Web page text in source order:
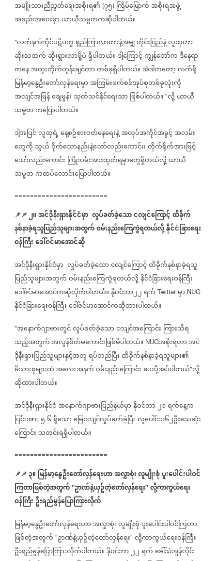
အမျိုးသားညီညွတ်ရေးအစိုးရ၏ (၇၅) ကြိမ်မြောက်အစိုးရအဖွဲ့
အစည်းအဝေးမှာယာယီသမ္မတကဆိုပါတယ်။
"လက်နက်ကိုင်ပဋိပက္ခရှည်ကြာလာတာနဲ့အမျှတိုင်းပြည်နဲ့လူထုဟာ
ဆိုးသထက်ဆိုးရွားလာဖို့ပဲရှိပါတယ်။ဒါ့ကြောင့်ကျွန်တော်ကဒီနေရာ
ကနေအထူးတိုက်တွန်းချင်တာတစ်ခုရှိပါတယ်။အဲဒါကတော့လက်ရှိ
မြန်မာ့နွေဦးတော်လှန်ရေးမှာအကြမ်းဖက်စစ်အုပ်စုတစ်ခုလုံးကို
အလျင်အမြန်ချေမှုန်း သုတ်သင်နိုင်ရေးသာဖြစ်ပါတယ်။ "လို့ယာယီ
သမ္မတကပြောပါတယ်။
ဒါ့အပြင်လူထုရဲ့နေ့စဉ်စားဝတ်နေရေးနဲ့အလုပ်အကိုင်အခွင့်အလမ်း
တွေကို သွယ်ဝိုက်သောနည်းနဲ့သော်လည်းကောင်း၊တိုက်ရိုက်အားဖြင့်
သော်လည်းကောင်း ကြိုးပမ်းအားထုတ်ရမှာတွေရှိတယ်လို့ယာယီ
သမ္မတကထပ်လောင်းပြောပါတယ်။
========================
📌📌၂။အင်ဒိုနီးရှားနိုင်ငံမှာ လှုပ်ခတ်ခဲ့သောငလျင်ကြောင့်ထိခိုက်
နစ်နာခဲ့ရသူပြည်သူများအတွက်ဝမ်းနည်းကြေကွဲရတယ်လို့နိုင်ငံခြားရေး
ဝန်ကြီးဒေါ်ဇင်မာအောင်ဆို
အင်ဒိုနီးရှားနိုင်ငံမှာ လှုပ်ခတ်ခဲ့သောငလျင်ကြောင့်ထိခိုက်နစ်နာခဲ့ရသူ
ပြည်သူများအတွက်ဝမ်းနည်းကြေကွဲရတယ်လို့နိုင်ငံခြားရေးဝန်ကြီး
ဒေါ်ဇင်မာအောင်ကဆိုလိုက်ပါတယ်။နိုဝင်ဘာ၂၂ရက် Twitterမှာ NUG
နိုင်ငံခြားရေးဝန်ကြီးဒေါ်ဇင်မာအောင်ကဆိုထားပါတယ်။
"အနောက်ဂျာဗားတွင်လှုပ်ခတ်ခဲ့သောငလျင်အကြောင်း ကြားသိရ
သည့်အတွက်အလွန်စိတ်မကောင်းဖြစ်မိပါတယ်။ NUGအစိုးရဟာအင်
ဒိုနီးရှားပြည်သူများနှင့်အတူရပ်တည်ပြီးထိခိုက်နစ်နာခဲ့ရသူများ၏
မိသားစုများထံအလေးအနက်ဝမ်းနည်းကြောင်းပေးပို့အပ်ပါတယ်"လို့
ဆိုထားပါတယ်။
အင်ဒိုနီးရှားနိုင်ငံအနောက်ဂျာဗားပြည်နယ်မှာနိုဝင်ဘာ၂၁ရက်နေ့က
ပြင်းအား၅.၆ရှိသောမြေငလျင်လှုပ်ခတ်ခဲ့ပြီးလူပေါင်း၁၆၂ဦးသေဆုံး
ကြောင်း သတင်းရရှိပါတယ်။
========================
📌📌၃။ မြန်မာ့နွေဦးတော်လှန်ရေးဟာအလွှာစုံ၊လူမျိုးစုံပူးပေါင်းပါဝင်
ကြတာဖြစ်တဲ့အတွက် "ဥာဏ်နဲ့ယှဥ်တဲ့တော်လှန်ရေး" လို့ကာကွယ်ရေး
ဝန်ကြီး ဦးရည်မွန်ပြောကြားလိုက်
မြန်မာ့နွေဦးတော်လှန်ရေးဟာအလွှာစုံ၊လူမျိုးစုံပူးပေါင်းပါဝင်ကြတာ
ဖြစ်တဲ့အတွက် "ဥာဏ်နဲ့ယှဥ်တဲ့တော်လှန်ရေး" လို့ကာကွယ်ရေးဝန်ကြီး
ဦးရည်မွန်ပြောကြားလိုက်ပါတယ်။နိုဝင်ဘာ၂၂ရက်ခေါ်သံအွန်လိုင်း